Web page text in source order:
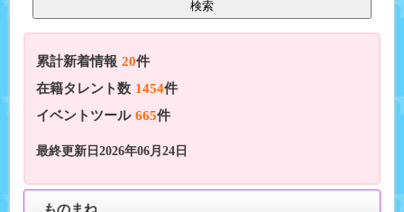
累計新着情報 20件
在籍タレント数 1454件
イベントツール 665件
最終更新日2026年06月24日
ものまね